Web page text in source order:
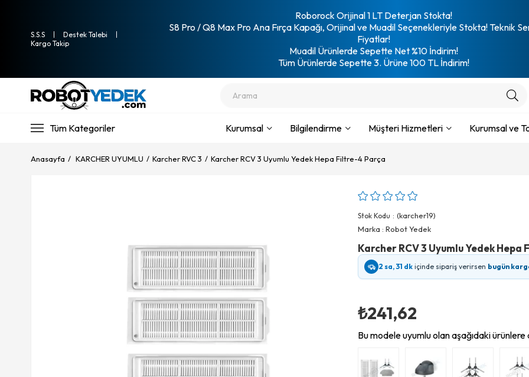
S.S.S
Destek Talebi
Kargo Takip
Roborock Orijinal 1 LT Deterjan Stokta!
S8 Pro / Q8 Max Pro Ana Fırça Kapağı, Orijinal ve Muadil Seçenekleriyle Stokta! Teknik
Fiyatlar!
Muadil Ürünlerde Sepette Net %10 İndirim!
Tüm Ürünlerde Sepette 3. Ürüne 100 TL İndirim!
Tüm Kategoriler Kurumsal Bilgilendirme Müşteri Hizmetleri Kurumsal ve
Anasayfa KARCHER UYUMLU Karcher RVC 3 Karcher RCV 3 Uyumlu Yedek Hepa Filtre-4 Parça
Stok Kodu
(karcher19)
Marka : Robot Yedek
Karcher RCV 3 Uyumlu Yedek
2 sa, 31 dk içinde sipariş verirsen bugün
₺241,62
Bu modele uyumlu olan aşağıdaki